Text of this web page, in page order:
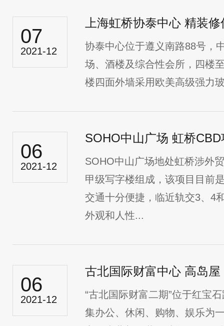
07
2021-12
上海虹桥协泰中心 精装
协泰中心位于遵义南路88号，
场、酒楼及综合性会所，四楼
楼四面外墙采用欧美高级强力
06
2021-12
SOHO中山广场 虹桥
SOHO中山广场地处虹桥涉外
甲级写字楼组成，该项目目前
交通十分便捷，临近轨交3、4
外观和人性...
06
2021-12
古北国际财富中心 高岛
“古北国际财富二期”位于红宝
集办公、休闲、购物、娱乐为